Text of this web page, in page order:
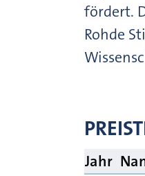
fördert.
Rohde
Jahr